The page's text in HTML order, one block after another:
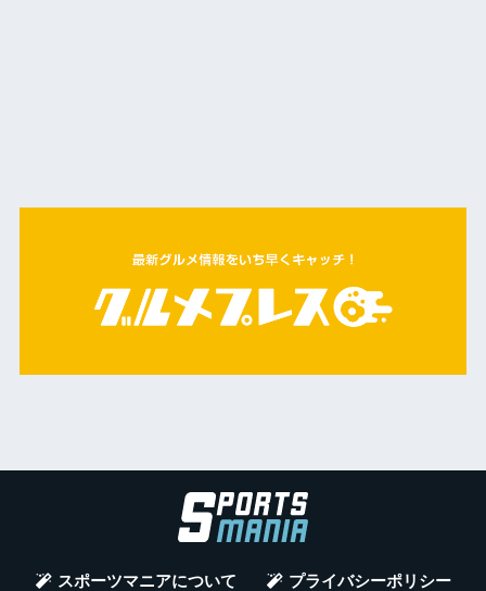
スポーツマニアについて
プライバシーポリシー